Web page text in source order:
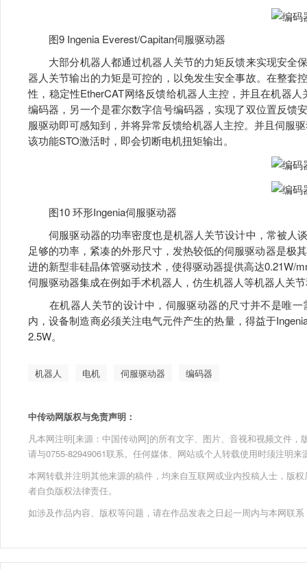
图9 Ingenia Everest/Capitan伺服驱动器
大部分机器人都通过机器人关节的力矩反馈来实现安全
器人关节输出的力矩是可控的，以免发生安全事故。在整套
性，稳定性EtherCAT网络反馈给机器人主控，并且在机器
编码器，另一个是霍尔数字信号编码器，实现了双位置反馈
服驱动即可感知到，并将异常反馈给机器人主控。并且伺服
该功能STO激活时，即会切断电机扭矩输出。
图10 环形Ingenia伺服驱动器
伺服驱动器的功率密度也是机器人关节设计中，常被人
足够的功率，紧凑的外形尺寸，发热较低的伺服驱动器是极
进的新型非硅晶体管驱动技术，使得驱动器提供高达0.21W/
伺服驱动器集成在例如手术机器人，仿生机器人等机器人关
在机器人关节的设计中，伺服驱动器的尺寸并不是唯一
内，设备制造商必须关注电气元件产生的热量，得益于
2.5W。
机器人 电机 伺服驱动器 编码器
中传动网版权与免责声明：
凡本网注明[来源：中国传动网]的所有文字、图片、音视和视频文件
请与0755-82949061联系。任何媒体、网站或个人转载使用时须注明
本网转载并注明其他来源的稿件，均来自互联网或业内投稿人士，版
者自负版权法律责任。
如涉及作品内容、版权等问题，请在作品发表之日起一周内与本网联